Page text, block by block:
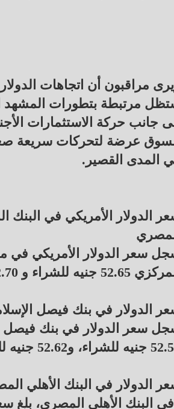
مراقبون أن اتجاهات الدولار
مرتبطة بتطورات المشهد
جانب حركة الاستثمارات
عرضة لتحركات سريعة
المدى القصير.
الدولار الأمريكي في البنك
سعر الدولار الأمريكي في
52.65 جنيه للشراء و 52.70 جنيه للبيع.
الدولار في بنك فيصل
سعر الدولار في بنك فيصل
و52.62 جنيه للبيع.
الدولار في البنك الأهلي
البنك الأهلي المصري، بلغ